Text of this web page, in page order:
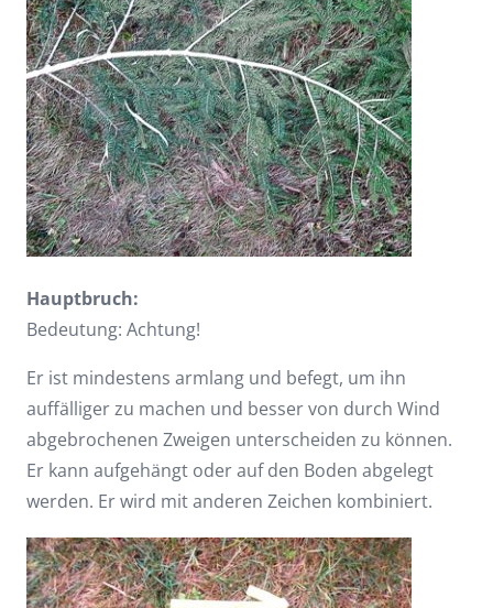
Hauptbruch:
Bedeutung: Achtung!
Er ist mindestens armlang und befegt, um ihn
auffälliger zu machen und besser von durch Wind
abgebrochenen Zweigen unterscheiden zu können.
Er kann aufgehängt oder auf den Boden abgelegt
werden. Er wird mit anderen Zeichen kombiniert.